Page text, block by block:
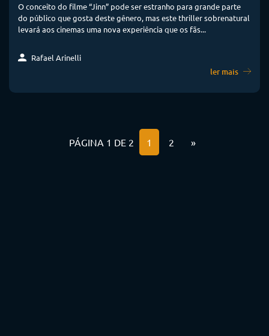
O conceito do filme “Jinn” pode ser estranho para grande parte
do público que gosta deste gênero, mas este thriller sobrenatural
levará aos cinemas uma nova experiência que os fãs...
Rafael Arinelli
ler mais
PÁGINA 1 DE 2 1 2 »